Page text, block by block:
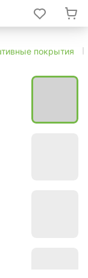
покрытия